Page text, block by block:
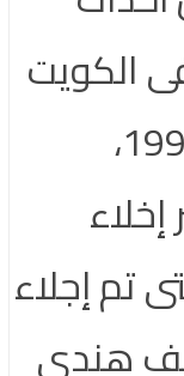
الكويت
خلال حرب الخليج عام 1990،
تم إجلاء
مليون و700 ألف هندى